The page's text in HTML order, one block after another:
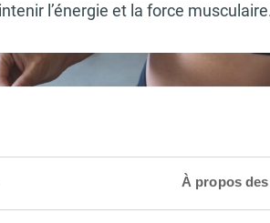
À propos
l’énergie et la force